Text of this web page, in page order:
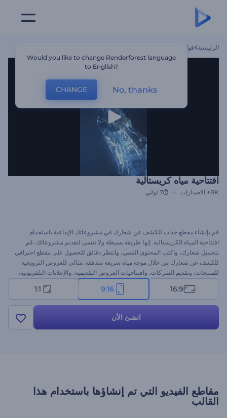
الرئيسية قوالب
افتتاحية مياه كريستالية
8K+ الاصدارات 7 ثواني
قم بإنشاء مقطع جذاب للكشف عن شعارك في مشروعاتك الإبداعية باستخدام
افتتاحية المياه الكريستالية. إنها طريقة بسيطة ولا تنسى لتقديم مشروعاتك. قم
بتحميل شعارك، واكتب المحتوى النصي، وانتظر دقائق للحصول على مقطع احترافي
للكشف عن شعارك من خلال موجة مياه سريعة متدفقة. مثالي للعروض الترويجية
للمنتجات، وتقديم الشركات، وافتتاحيات العروض التقديمية، والإعلانات التلفزيونية،
وغيرها. اسبق بخطوة لتجعل علامتك التجارية أكثر تميزًا باستخدام هذا النموذج
المستوحى من الطبيعة. جرب الآن!
16:9
9:16
1:1
انشئ الأن
مقاطع الفيديو التي تم إنشاؤها باستخدام هذا
القالب
Would you like to change Renderforest language
to English?
CHANGE No, thanks